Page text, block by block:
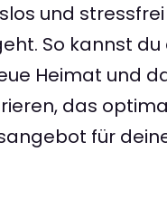
und
So kannst
Heimat und
das
für